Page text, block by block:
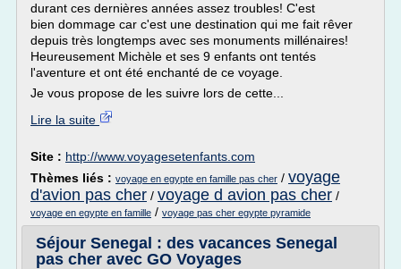
durant ces dernières années assez troubles! C'est
bien dommage car c'est une destination qui me fait rêver
depuis très longtemps avec ses monuments millénaires!
Heureusement Michèle et ses 9 enfants ont tentés
l'aventure et ont été enchanté de ce voyage.
Je vous propose de les suivre lors de cette...
Lire la suite
Site : http://www.voyagesetenfants.com
Thèmes liés : voyage en egypte en famille pas cher / voyage
d'avion pas cher / voyage d avion pas cher /
voyage en egypte en famille / voyage pas cher egypte pyramide
Séjour Senegal : des vacances Senegal
pas cher avec GO Voyages